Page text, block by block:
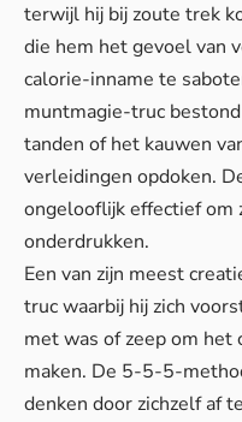
terwijl hij bij zoute trek
die hem het gevoel van
calorie-inname te
muntmagie-truc
tanden of het kauwen
verleidingen opdoken.
ongelooflijk effectief om
onderdrukken.
Een van zijn meest
truc waarbij hij zich
met was of zeep om
maken. De 5-5-5-
denken door zichzelf af